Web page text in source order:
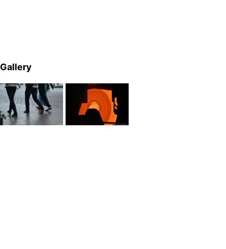
Gallery